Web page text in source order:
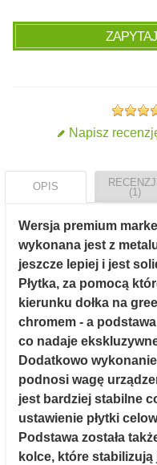
Napisz
OPIS
(1)
Wersja premium
wykonana jest z
jeszcze lepiej i jest
Płytka, za pomocą
kierunku dołka na
chromem - a
co nadaje
Dodatkowo
podnosi wagę
jest bardziej stabilne
ustawienie płytki
Podstawa została
kolce, które